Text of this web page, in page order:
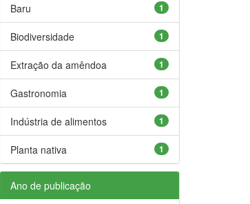
1
Baru
1
Biodiversidade
1
Extração da amêndoa
1
Gastronomia
1
Indústria de alimentos
1
Planta nativa
Ano de publicação